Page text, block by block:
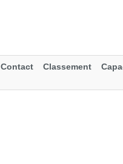
Contact Classement